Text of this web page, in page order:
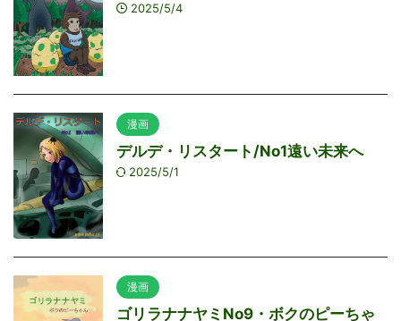
2025/5/4
漫画
デルデ・リスタート/No1遠い未来へ
2025/5/1
漫画
ゴリラナナヤミNo9・ボクのピーちゃ